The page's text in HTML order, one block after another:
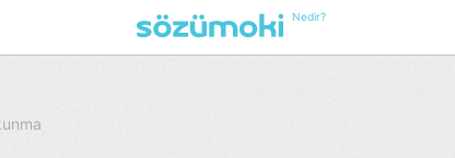
Nedir?